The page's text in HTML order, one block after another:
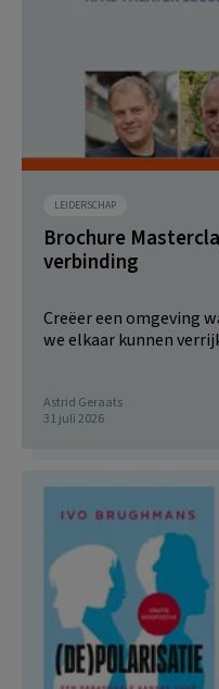
LEIDERSCHAP
Brochure
verbinding
Creëer een omgeving
we elkaar kunnen
Astrid Geraats
31 juli 2026